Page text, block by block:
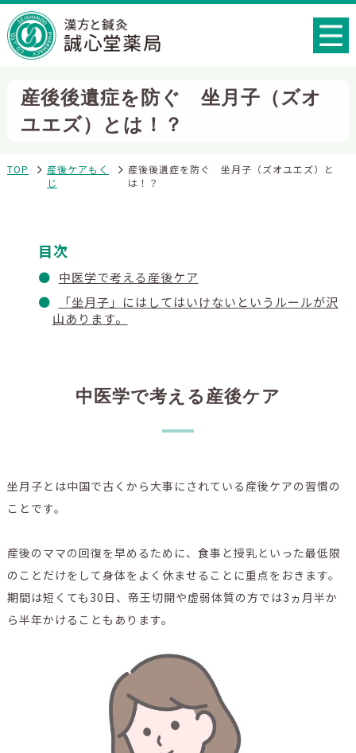
産後後遺症を防ぐ 坐月子（ズオ
ユエズ）とは！？
TOP
産後ケアもく
じ
産後後遺症を防ぐ 坐月子（ズオユエズ）と
は！？
目次
中医学で考える産後ケア
「坐月子」にはしてはいけないというルールが沢
山あります。
中医学で考える産後ケア
坐月子とは中国で古くから大事にされている産後ケアの習慣の
ことです。
産後のママの回復を早めるために、食事と授乳といった最低限
のことだけをして身体をよく休ませることに重点をおきます。
期間は短くても30日、帝王切開や虚弱体質の方では3ヵ月半か
ら半年かけることもあります。